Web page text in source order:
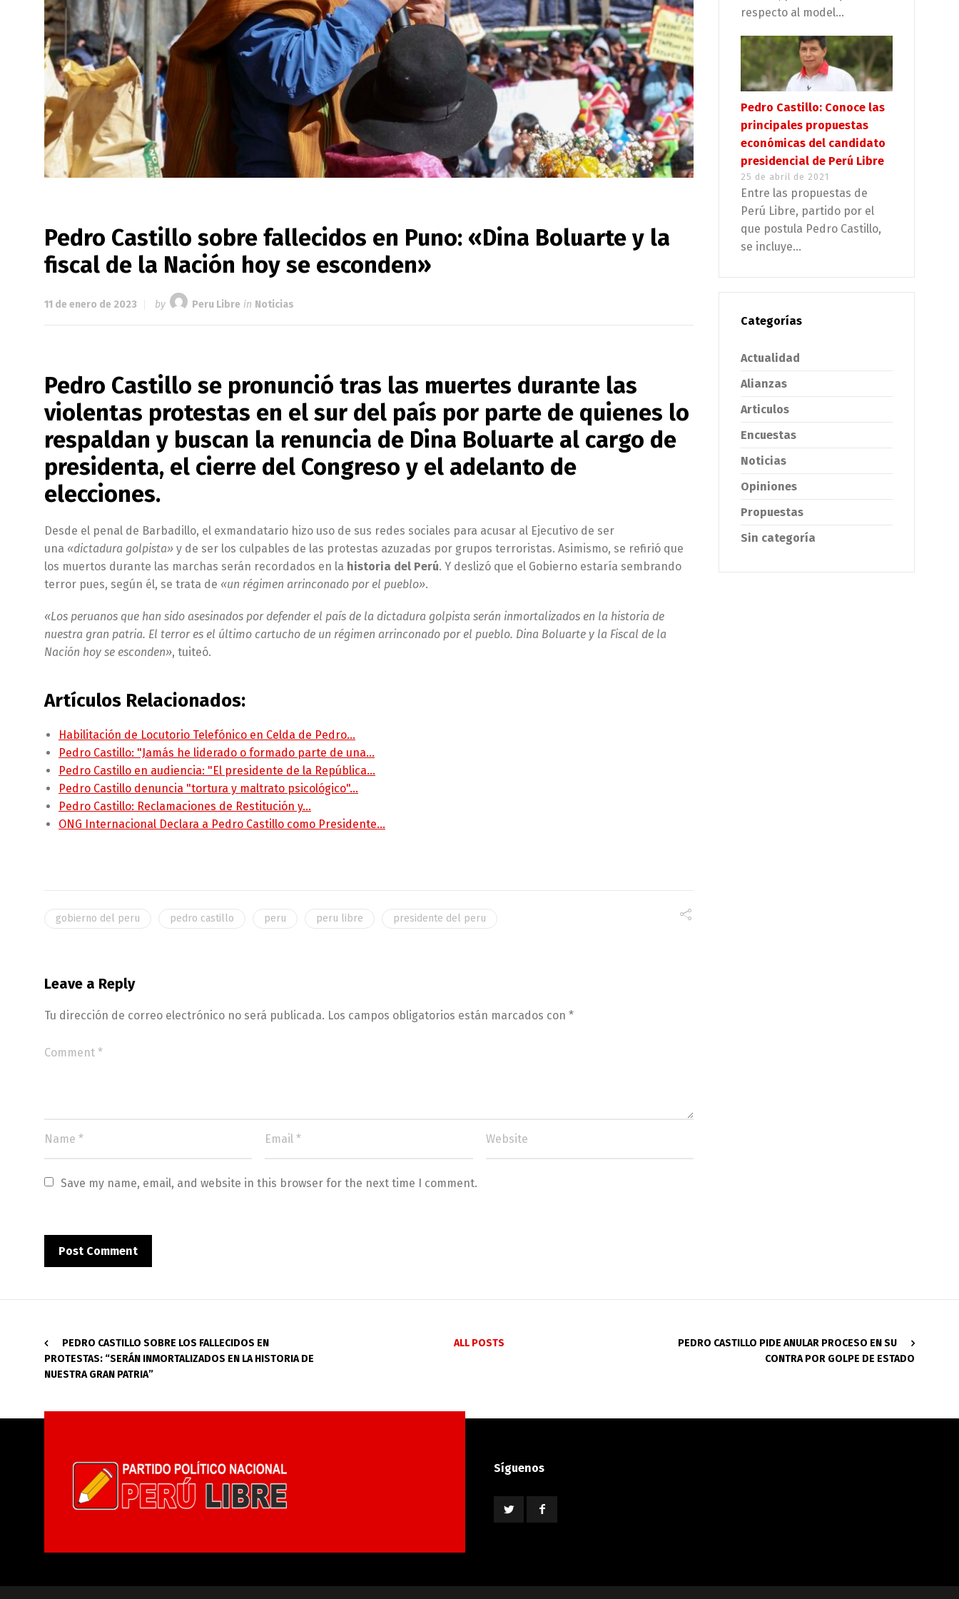
Pedro Castillo sobre fallecidos en Puno: «Dina Boluarte y la
fiscal de la Nación hoy se esconden»
11 de enero de 2023 by Peru Libre in Noticias
Pedro Castillo se pronunció tras las muertes durante las
violentas protestas en el sur del país por parte de quienes lo
respaldan y buscan la renuncia de Dina Boluarte al cargo de
presidenta, el cierre del Congreso y el adelanto de
elecciones.
Desde el penal de Barbadillo, el exmandatario hizo uso de sus redes sociales para acusar al Ejecutivo de ser
una «dictadura golpista» y de ser los culpables de las protestas azuzadas por grupos terroristas. Asimismo, se refirió que
los muertos durante las marchas serán recordados en la historia del Perú. Y deslizó que el Gobierno estaría sembrando
terror pues, según él, se trata de «un régimen arrinconado por el pueblo».
«Los peruanos que han sido asesinados por defender el país de la dictadura golpista serán inmortalizados en la historia de
nuestra gran patria. El terror es el último cartucho de un régimen arrinconado por el pueblo. Dina Boluarte y la Fiscal de la
Nación hoy se esconden», tuiteó.
Artículos Relacionados:
Habilitación de Locutorio Telefónico en Celda de Pedro…
Pedro Castillo: "Jamás he liderado o formado parte de una…
Pedro Castillo en audiencia: "El presidente de la República…
Pedro Castillo denuncia "tortura y maltrato psicológico"…
Pedro Castillo: Reclamaciones de Restitución y…
ONG Internacional Declara a Pedro Castillo como Presidente…
gobierno del peru pedro castillo peru peru libre presidente del peru
Leave a Reply
Tu dirección de correo electrónico no será publicada. Los campos obligatorios están marcados con *
Save my name, email, and website in this browser for the next time I comment.
respecto al model...
Pedro Castillo: Conoce las
principales propuestas
económicas del candidato
presidencial de Perú Libre
25 de abril de 2021
Entre las propuestas de
Perú Libre, partido por el
que postula Pedro Castillo,
se incluye...
Categorías
Actualidad
Alianzas
Articulos
Encuestas
Noticias
Opiniones
Propuestas
Sin categoría
PEDRO CASTILLO SOBRE LOS FALLECIDOS EN
PROTESTAS: “SERÁN INMORTALIZADOS EN LA HISTORIA DE
NUESTRA GRAN PATRIA”
ALL POSTS
PEDRO CASTILLO PIDE ANULAR PROCESO EN SU
CONTRA POR GOLPE DE ESTADO
Síguenos